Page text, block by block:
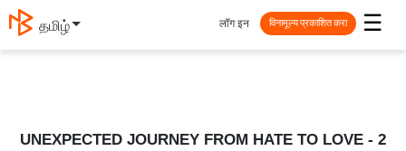
தமிழ் ☰
लॉग इन विनामूल्य प्रकाशित करा
UNEXPECTED JOURNEY FROM HATE TO LOVE️ - 2